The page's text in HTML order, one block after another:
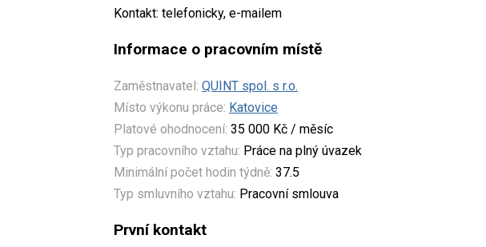
Kontakt: telefonicky, e-mailem
Informace o pracovním místě
Zaměstnavatel: QUINT spol. s r.o.
Místo výkonu práce: Katovice
Platové ohodnocení: 35 000 Kč / měsíc
Typ pracovního vztahu: Práce na plný úvazek
Minimální počet hodin týdně: 37.5
Typ smluvního vztahu: Pracovní smlouva
První kontakt